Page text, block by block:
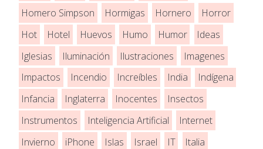
Homero Simpson
Hormigas Hornero
Horror
Hot
Hotel Huevos Humo Humor
Ideas
Iglesias
Iluminación Ilustraciones
Imagenes
Impactos
Incendio Increíbles India
Indígena
Infancia
Inglaterra Inocentes
Insectos
Instrumentos
Inteligencia Artificial
Internet
Invierno
iPhone Islas Israel IT
Italia